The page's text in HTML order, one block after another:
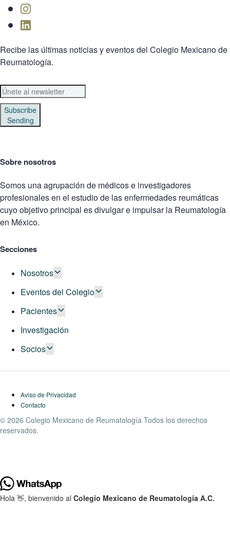
Recibe las últimas noticias y eventos del Colegio Mexicano de
Reumatología.
Subscribe
Sending
Sobre nosotros
Somos una agrupación de médicos e investigadores
profesionales en el estudio de las enfermedades reumáticas
cuyo objetivo principal es divulgar e impulsar la Reumatología
en México.
Secciones
Nosotros
Eventos del Colegio
Pacientes
Investigación
Socios
Aviso de Privacidad
Contacto
© 2026 Colegio Mexicano de Reumatología Todos los derechos
reservados.
Hola 👋, bienvenido al Colegio Mexicano de Reumatología A.C.